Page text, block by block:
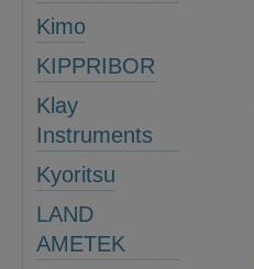
Kimo
KIPPRIBOR
Klay
Instruments
Kyoritsu
LAND
AMETEK